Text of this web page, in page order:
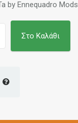
by Ennequadro Mods
Στο Καλάθι